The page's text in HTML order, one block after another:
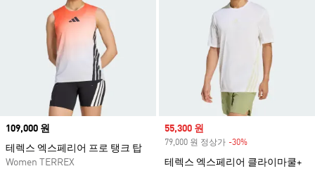
Price
109,000 원
테렉스 엑스페리어 프로 탱크 탑
Women TERREX
Sale price
55,300 원
79,000 원 정상가 -30%
테렉스 엑스페리어 클라이마쿨+